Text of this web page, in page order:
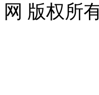
网 版权所